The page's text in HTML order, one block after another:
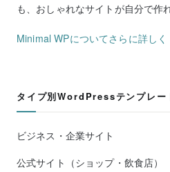
も、おしゃれなサイトが自分で作
Minimal WPについてさらに詳しく
タイプ別WordPressテンプレー
ビジネス・企業サイト
公式サイト（ショップ・飲食店）